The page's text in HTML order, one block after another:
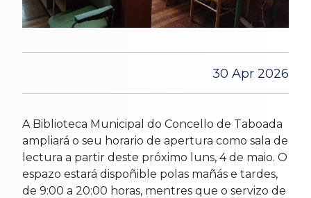
30 Apr 2026
A Biblioteca Municipal do Concello de Taboada
ampliará o seu horario de apertura como sala de
lectura a partir deste próximo luns, 4 de maio. O
espazo estará dispoñible polas mañás e tardes,
de 9:00 a 20:00 horas, mentres que o servizo de